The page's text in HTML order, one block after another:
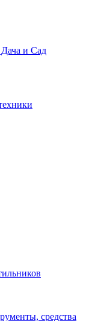
Дача и Сад
средства